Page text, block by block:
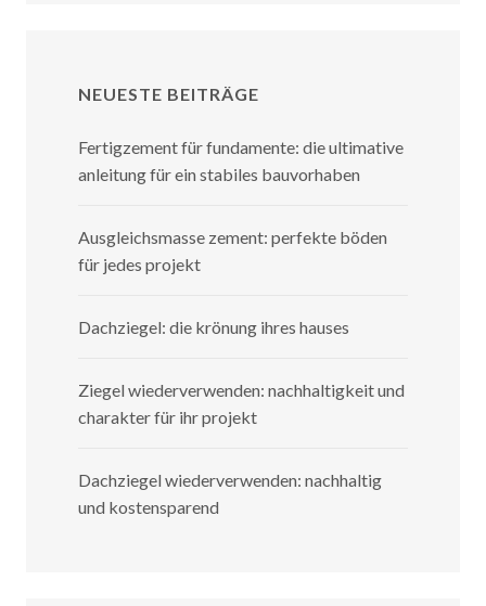
NEUESTE BEITRÄGE
Fertigzement für fundamente: die ultimative
anleitung für ein stabiles bauvorhaben
Ausgleichsmasse zement: perfekte böden
für jedes projekt
Dachziegel: die krönung ihres hauses
Ziegel wiederverwenden: nachhaltigkeit und
charakter für ihr projekt
Dachziegel wiederverwenden: nachhaltig
und kostensparend